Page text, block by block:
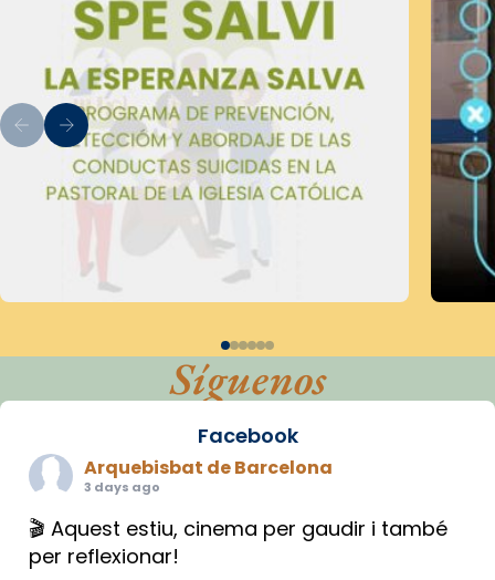
Síguenos
Facebook
Arquebisbat de Barcelona
3 days ago
🎬 Aquest estiu, cinema per gaudir i també
per reflexionar!